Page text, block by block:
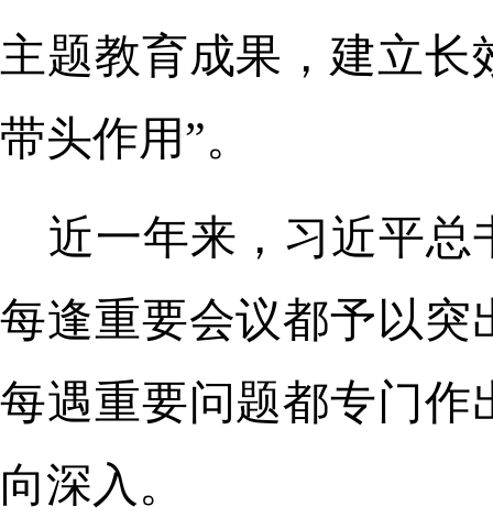
主题教育成果，建立
带头作用”。
近一年来，习近平总
每逢重要会议都予以突
每遇重要问题都专门作
向深入。